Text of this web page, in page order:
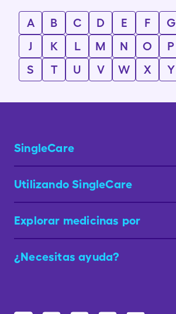
A B C D E F G
J
K L M N O P
S
T U V W X Y
SingleCare
Utilizando SingleCare
Explorar medicinas por
¿Necesitas ayuda?